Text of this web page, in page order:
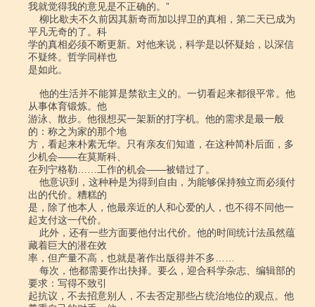
我就觉得我的意见是不正确的。”
平凡无奇的了。科
学的真相必须不断更新。对他来说，科学是以怀疑始，以深信
不疑终。哲学同样也
是如此。
从事体育锻炼。他
游泳、散步。他很想买一架新的打字机。他的需求是最一般
的：称之为家的那个地
方，看起来朴素无华。只有亲友们知道，在这种简朴后面，多
少机会――在莫斯科、
在列宁格勒……工作的机会――被错过了。
出的代价。糟糕的
是，除了他本人，他最亲近的人和心爱的人，也不得不同他一
起支付这一代价。
藏着巨大的潜在效
率，但产量不高，也就是著作出版得并不多……
要求：写得不致引
起抗议，不去招意别人，不去否定那些占统治地位的观点。他